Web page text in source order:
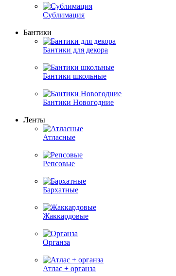
Сублимация
Бантики
Бантики для декора
Бантики школьные
Бантики Новогодние
Ленты
Атласные
Репсовые
Бархатные
Жаккардовые
Органза
Атлас + органза